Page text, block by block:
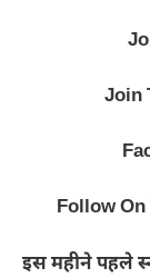
Join
Follow
इस महीने पहले